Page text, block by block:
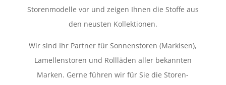
Storenmodelle vor und zeigen Ihnen die Stoffe aus
den neusten Kollektionen.
Wir sind Ihr Partner für Sonnenstoren (Markisen),
Lamellenstoren und Rollläden aller bekannten
Marken. Gerne führen wir für Sie die Storen-